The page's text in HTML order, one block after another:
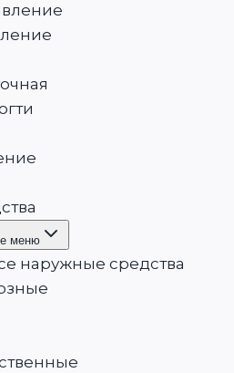
меню
наружные средства